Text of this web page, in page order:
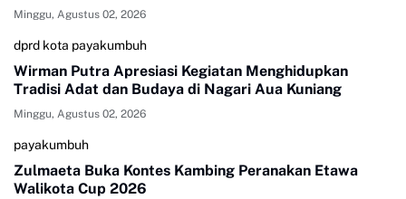
Minggu, Agustus 02, 2026
dprd kota payakumbuh
Wirman Putra Apresiasi Kegiatan Menghidupkan
Tradisi Adat dan Budaya di Nagari Aua Kuniang
Minggu, Agustus 02, 2026
payakumbuh
Zulmaeta Buka Kontes Kambing Peranakan Etawa
Walikota Cup 2026